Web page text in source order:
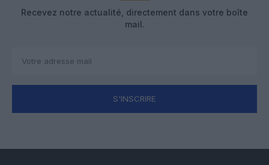
Recevez notre actualité, directement dans votre boîte
mail.
S'INSCRIRE